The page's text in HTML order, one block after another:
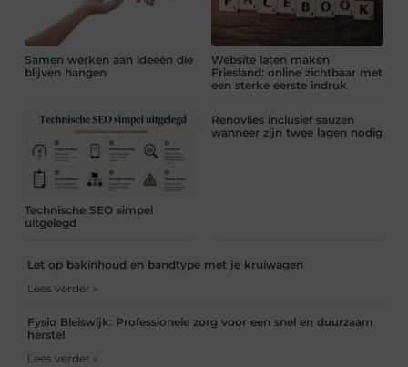
Samen werken aan ideeën die
blijven hangen
Website laten maken
Friesland: online zichtbaar met
een sterke eerste indruk
Technische SEO simpel
uitgelegd
Renovlies inclusief sauzen
wanneer zijn twee lagen nodig
Let op bakinhoud en bandtype met je kruiwagen
Lees verder »
Fysio Bleiswijk: Professionele zorg voor een snel en duurzaam
herstel
Lees verder »